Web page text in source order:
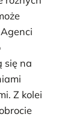
się na
Z kolei